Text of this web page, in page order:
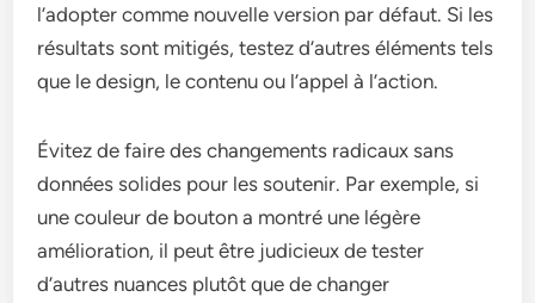
l’adopter comme nouvelle version par défaut. Si les
résultats sont mitigés, testez d’autres éléments tels
que le design, le contenu ou l’appel à l’action.
Évitez de faire des changements radicaux sans
données solides pour les soutenir. Par exemple, si
une couleur de bouton a montré une légère
amélioration, il peut être judicieux de tester
d’autres nuances plutôt que de changer